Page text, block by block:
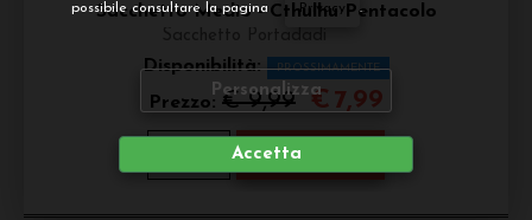
possibile consultare la pagina Privacy .
Personalizza
Accetta
Sacchetto Medio - Cthulhu Pentacolo
Disponibilità: PROSSIMAMENTE
Prezzo: € 9,99 € 7,99